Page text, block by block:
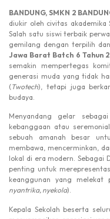
BANDUNG, SMKN 2
diukir oleh civitas
Salah satu siswi terbaik
gemilang dengan terpilih
Jawa Barat Batch 6 Tahun
semakin mempertegas
generasi muda yang tidak
(Twotech), tetapi juga
budaya.
Menyandang gelar
kebanggaan atau
sebuah amanah besar
membawa, mencerminkan,
lokal di era modern. Sebagai
penting untuk
keanggunan yang
nyantrika, nyekola).
Kepala Sekolah beserta